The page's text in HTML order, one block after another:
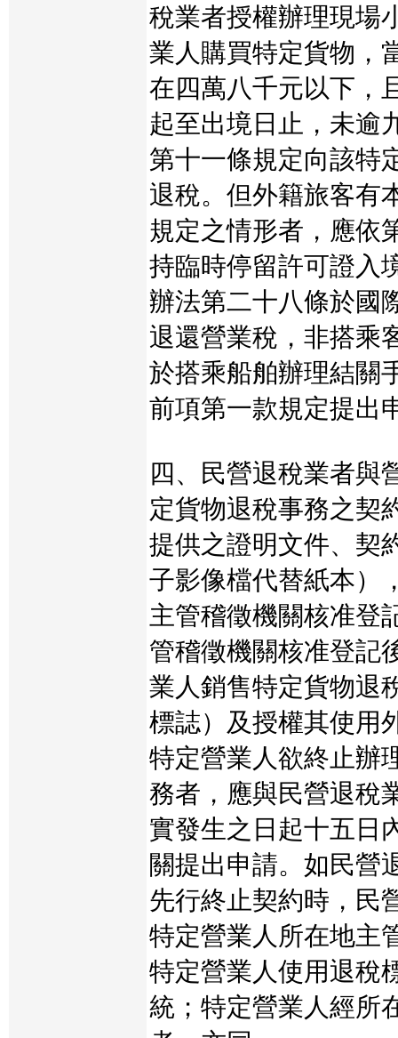
稅業者授權辦理現場
業人購買特定貨物，
在四萬八千元以下，
起至出境日止，未逾
第十一條規定向該特
退稅。但外籍旅客有
規定之情形者，應依
持臨時停留許可證入
辦法第二十八條於國
退還營業稅，非搭乘
於搭乘船舶辦理結關
前項第一款規定提出
四、民營退稅業者與
定貨物退稅事務之契
提供之證明文件、契
子影像檔代替紙本）
主管稽徵機關核准登
管稽徵機關核准登記
業人銷售特定貨物退
標誌）及授權其使用
特定營業人欲終止辦
務者，應與民營退稅
實發生之日起十五日
關提出申請。如民營
先行終止契約時，民
特定營業人所在地主
特定營業人使用退稅
統；特定營業人經所